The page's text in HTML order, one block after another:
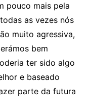
pouco mais pela
as vezes nós
muito agressiva,
bem
ter sido algo
e baseado
parte da futura